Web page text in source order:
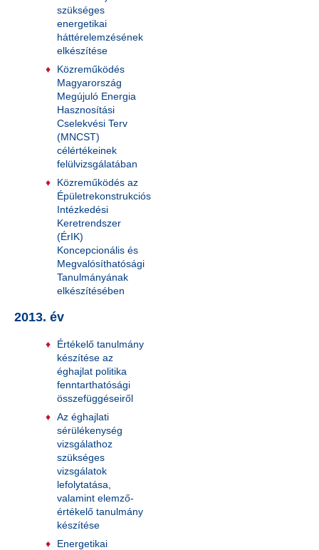
szükséges
energetikai
háttérelemzésének
elkészítése
Közreműködés
Magyarország
Megújuló Energia
Hasznosítási
Cselekvési Terv
(MNCST)
célértékeinek
felülvizsgálatában
Közreműködés az
Épületrekonstrukciós
Intézkedési
Keretrendszer
(ÉrIK)
Koncepcionális és
Megvalósíthatósági
Tanulmányának
elkészítésében
2013. év
Értékelő tanulmány
készítése az
éghajlat politika
fenntarthatósági
összefüggéseiről
Az éghajlati
sérülékenység
vizsgálathoz
szükséges
vizsgálatok
lefolytatása,
valamint elemző-
értékelő tanulmány
készítése
Energetikai